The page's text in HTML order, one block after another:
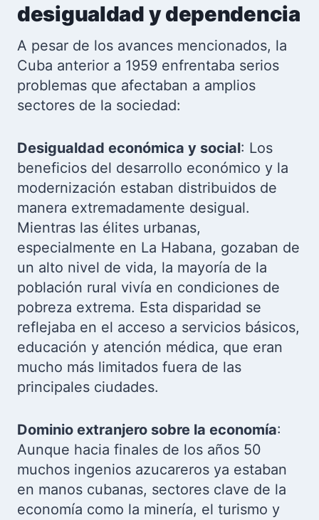
desigualdad y dependencia
A pesar de los avances mencionados, la
Cuba anterior a 1959 enfrentaba serios
problemas que afectaban a amplios
sectores de la sociedad:
Desigualdad económica y social: Los
beneficios del desarrollo económico y la
modernización estaban distribuidos de
manera extremadamente desigual.
Mientras las élites urbanas,
especialmente en La Habana, gozaban de
un alto nivel de vida, la mayoría de la
población rural vivía en condiciones de
pobreza extrema. Esta disparidad se
reflejaba en el acceso a servicios básicos,
educación y atención médica, que eran
mucho más limitados fuera de las
principales ciudades.
Dominio extranjero sobre la economía:
Aunque hacia finales de los años 50
muchos ingenios azucareros ya estaban
en manos cubanas, sectores clave de la
economía como la minería, el turismo y